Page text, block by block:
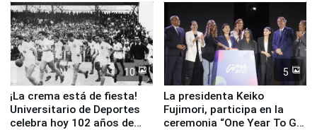
equipamiento para
Serenazgo
10
¡La crema está de fiesta!
Universitario de Deportes
celebra hoy 102 años de
5
La presidenta Keiko
Fujimori, participa en la
ceremonia “One Year To Go